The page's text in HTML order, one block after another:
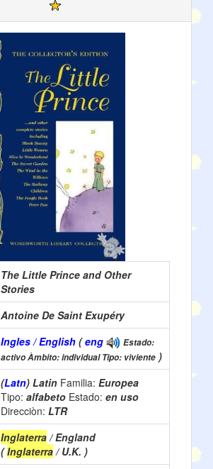
The Little Prince and Other
Stories
Antoine De Saint Exupéry
Ingles / English (eng
Estado:
activo Àmbito: individual Tipo: viviente )
(Latn) Latin Familia: Europea
Tipo: alfabeto Estado: en uso
Direcciòn: LTR
Inglaterra / England
(Inglaterra / U.K. )